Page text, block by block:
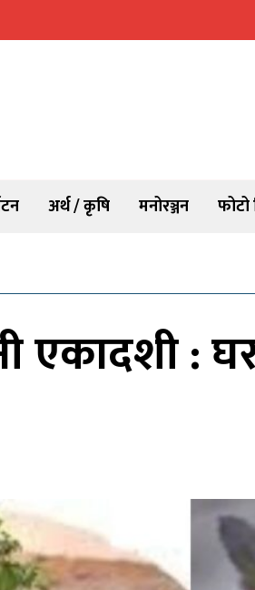
अर्थ / कृषि मनोरञ्जन
एकादशी :